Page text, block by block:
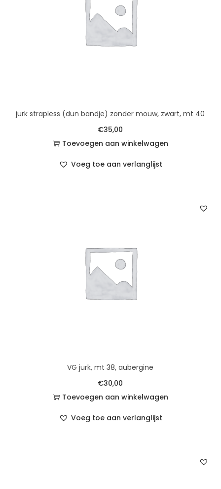
jurk strapless (dun bandje) zonder mouw, zwart, mt 40
€35,00
Toevoegen aan winkelwagen
Voeg toe aan verlanglijst
VG jurk, mt 38, aubergine
€30,00
Toevoegen aan winkelwagen
Voeg toe aan verlanglijst